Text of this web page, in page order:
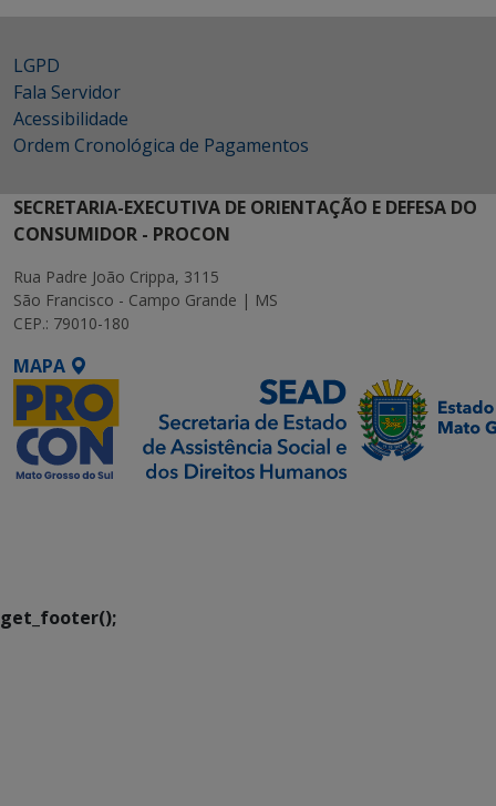
LGPD
Fala Servidor
Acessibilidade
Ordem Cronológica de Pagamentos
SECRETARIA-EXECUTIVA DE ORIENTAÇÃO E DEFESA DO
CONSUMIDOR - PROCON
Rua Padre João Crippa, 3115
São Francisco - Campo Grande | MS
CEP.: 79010-180
MAPA
get_footer();